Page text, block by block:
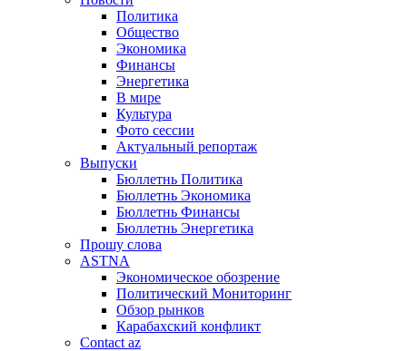
Политика
Общество
Экономика
Финансы
Энергетика
В мире
Культура
Фото сессии
Актуальный репортаж
Выпуски
Бюллетнь Политика
Бюллетнь Экономика
Бюллетнь Финансы
Бюллетнь Энергетика
Прошу слова
ASTNA
Экономическое обозрение
Политический Мониторинг
Обзор рынков
Карабахский конфликт
Contact az